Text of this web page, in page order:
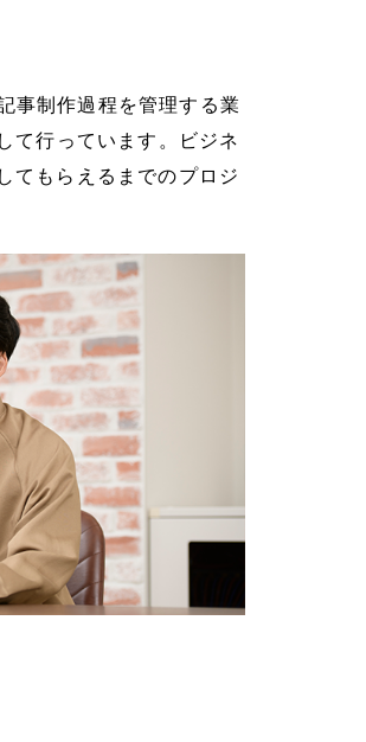
事制作過程を管理する業
て行っています。ビジネ
てもらえるまでのプロジ